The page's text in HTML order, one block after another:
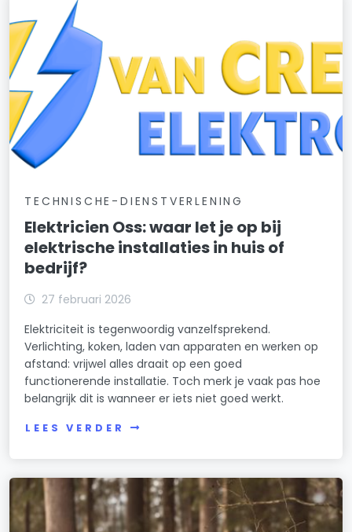
TECHNISCHE-DIENSTVERLENING
Elektricien Oss: waar let je op bij
elektrische installaties in huis of
bedrijf?
27 februari 2026
Elektriciteit is tegenwoordig vanzelfsprekend.
Verlichting, koken, laden van apparaten en werken op
afstand: vrijwel alles draait op een goed
functionerende installatie. Toch merk je vaak pas hoe
belangrijk dit is wanneer er iets niet goed werkt.
LEES VERDER